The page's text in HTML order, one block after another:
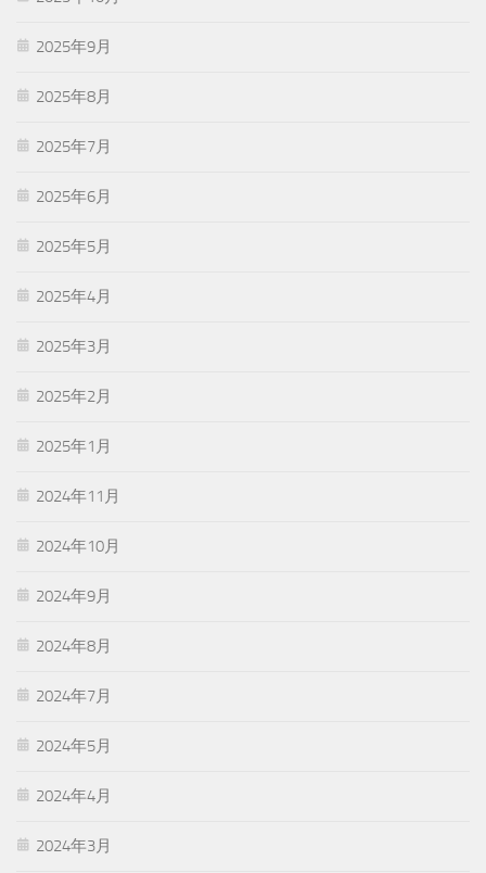
2025年9月
2025年8月
2025年7月
2025年6月
2025年5月
2025年4月
2025年3月
2025年2月
2025年1月
2024年11月
2024年10月
2024年9月
2024年8月
2024年7月
2024年5月
2024年4月
2024年3月